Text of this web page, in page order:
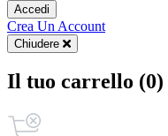
Accedi
Crea Un Account
Chiudere
Il tuo carrello (0)